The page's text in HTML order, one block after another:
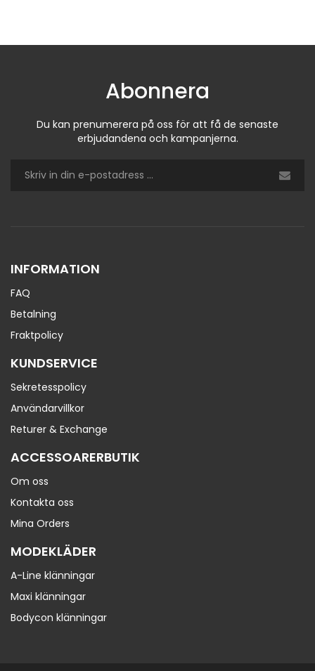
Abonnera
Du kan prenumerera på oss för att få de senaste
erbjudandena och kampanjerna.
INFORMATION
FAQ
Betalning
Fraktpolicy
KUNDSERVICE
Sekretesspolicy
Användarvillkor
Returer & Exchange
ACCESSOARERBUTIK
Om oss
Kontakta oss
Mina Orders
MODEKLÄDER
A-Line klänningar
Maxi klänningar
Bodycon klänningar